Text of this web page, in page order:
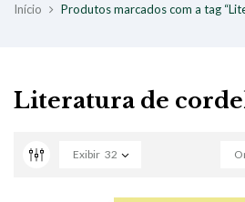
Início Produtos marcados com a tag
Literatura de
Exibir 32